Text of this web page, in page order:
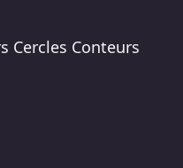
Cercles Conteurs